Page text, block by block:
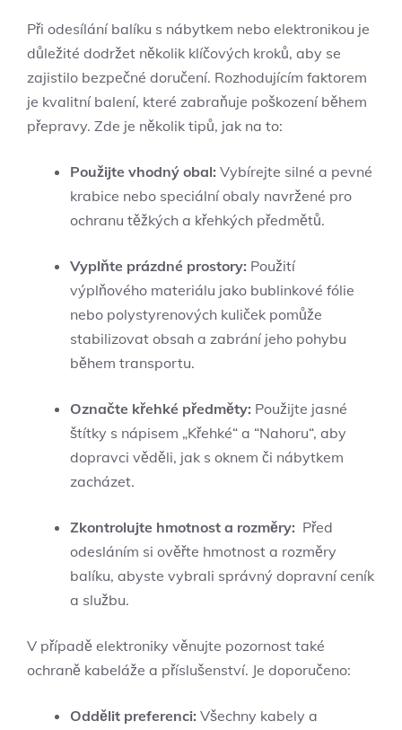
Při‍ odesílání balíku ⁤s ⁣nábytkem nebo​ elektronikou je
důležité dodržet několik klíčových kroků, aby ⁤se
zajistilo bezpečné doručení. Rozhodujícím faktorem
je kvalitní balení, ⁢které zabraňuje poškození během‍
přepravy. Zde je několik tipů, ‍jak na to:
Použijte vhodný obal: Vybírejte silné a ‍pevné
krabice nebo speciální⁤ obaly navržené‍ pro
ochranu těžkých a křehkých⁤ předmětů.
Vyplňte prázdné ‌prostory: Použití
výplňového materiálu jako‍ bublinkové ​fólie
nebo ‌polystyrenových kuliček pomůže
stabilizovat obsah a zabrání jeho pohybu
‍během transportu.
Označte křehké předměty: Použijte⁣ jasné
štítky s nápisem „Křehké“ a ​“Nahoru“, aby
dopravci věděli, jak s ​oknem či nábytkem⁣
zacházet.
Zkontrolujte hmotnost‌ a rozměry: ⁢ Před
⁤odesláním si ověřte hmotnost‌ a rozměry
balíku, ‍abyste vybrali⁢ správný dopravní ceník
a⁢ službu.
V případě‌ elektroniky ⁢věnujte‌ pozornost také
ochraně ⁢kabeláže a⁣ příslušenství. Je doporučeno:
Oddělit preferenci: Všechny‍ kabely​ a